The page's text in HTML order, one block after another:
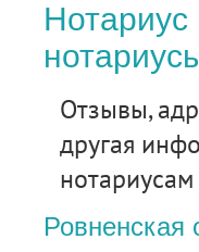
Нотариус
Отзывы,
другая
Ровненская